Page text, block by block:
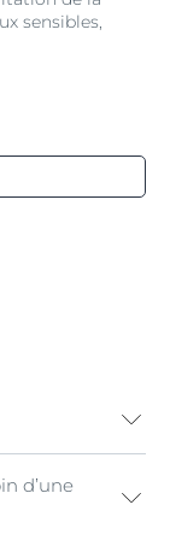
sensibles,
niveaux de
moyenne (SPF
d’une